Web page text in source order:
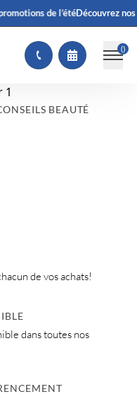
de l’étéDécouvrez
()
1
BEAUTÉ
de vos achats!
dans toutes nos